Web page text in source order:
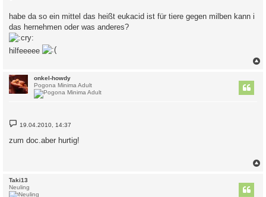
habe da so ein mittel das heißt eukacid ist für tiere gegen milben kann i
das hernehmen oder was anderes?
hilfeeeee
onkel-howdy
Pogona Minima Adult
B
e
t
19.04.2010, 14:37
zum doc.aber hurtig!
Taki13
Neuling